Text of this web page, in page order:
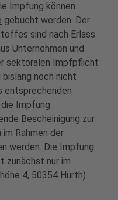
Impfung können
gebucht werden. Der
sind nach Erlass
Unternehmen und
sektoralen Impfpflicht
noch nicht
entsprechenden
Impfung
Bescheinigung zur
Rahmen der
werden. Die Impfung
nur im
4, 50354 Hürth)